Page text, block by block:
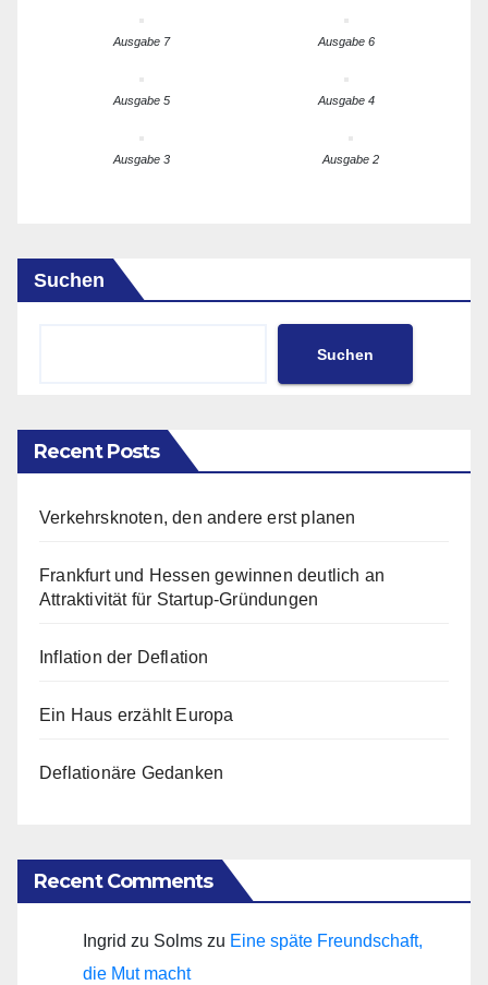
Ausgabe 7 Ausgabe 6
Ausgabe 5 Ausgabe 4
Ausgabe 3 Ausgabe 2
Suchen
Suchen
Recent Posts
Verkehrsknoten, den andere erst planen
Frankfurt und Hessen gewinnen deutlich an
Attraktivität für Startup-Gründungen
Inflation der Deflation
Ein Haus erzählt Europa
Deflationäre Gedanken
Recent Comments
Ingrid zu Solms zu Eine späte Freundschaft,
die Mut macht